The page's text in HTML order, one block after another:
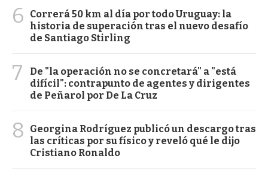
6
Correrá 50 km al día por todo Uruguay: la
historia de superación tras el nuevo desafío
de Santiago Stirling
7
De "la operación no se concretará" a "está
difícil": contrapunto de agentes y dirigentes
de Peñarol por De La Cruz
8
Georgina Rodríguez publicó un descargo tras
las críticas por su físico y reveló qué le dijo
Cristiano Ronaldo